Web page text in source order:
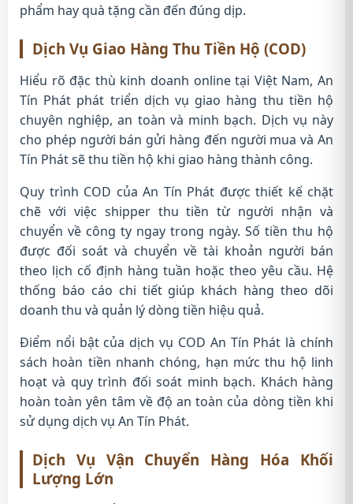
phẩm hay quà tặng cần đến đúng dịp.
Dịch Vụ Giao Hàng Thu Tiền Hộ (COD)
Hiểu rõ đặc thù kinh doanh online tại Việt Nam, An
Tín Phát phát triển dịch vụ giao hàng thu tiền hộ
chuyên nghiệp, an toàn và minh bạch. Dịch vụ này
cho phép người bán gửi hàng đến người mua và An
Tín Phát sẽ thu tiền hộ khi giao hàng thành công.
Quy trình COD của An Tín Phát được thiết kế chặt
chẽ với việc shipper thu tiền từ người nhận và
chuyển về công ty ngay trong ngày. Số tiền thu hộ
được đối soát và chuyển về tài khoản người bán
theo lịch cố định hàng tuần hoặc theo yêu cầu. Hệ
thống báo cáo chi tiết giúp khách hàng theo dõi
doanh thu và quản lý dòng tiền hiệu quả.
Điểm nổi bật của dịch vụ COD An Tín Phát là chính
sách hoàn tiền nhanh chóng, hạn mức thu hộ linh
hoạt và quy trình đối soát minh bạch. Khách hàng
hoàn toàn yên tâm về độ an toàn của dòng tiền khi
sử dụng dịch vụ An Tín Phát.
Dịch Vụ Vận Chuyển Hàng Hóa Khối
Lượng Lớn